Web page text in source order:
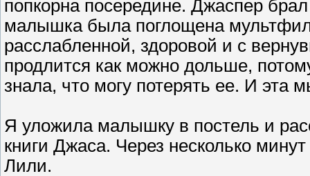
попкорна посередине. Джаспер
малышка была поглощена
расслабленной, здоровой и с
продлится как можно дольше,
знала, что могу потерять ее. И эта
Я уложила малышку в постель и
книги Джаса. Через несколько
Лили.